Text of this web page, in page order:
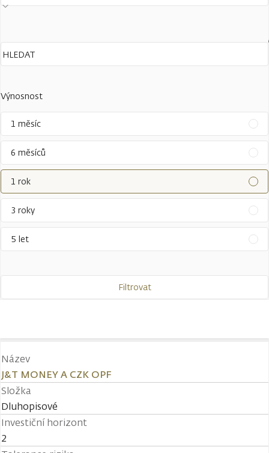
Výnosnost
1 měsíc
6 měsíců
1 rok
3 roky
5 let
Filtrovat
Název
J&T MONEY A CZK OPF
Složka
Dluhopisové
Investiční horizont
2